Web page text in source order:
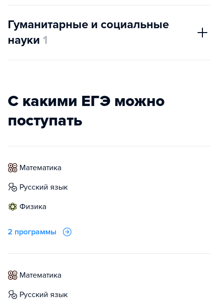
Гуманитарные и социальные
науки 1
С какими ЕГЭ можно
поступать
математика
русский язык
физика
2 программы
математика
русский язык